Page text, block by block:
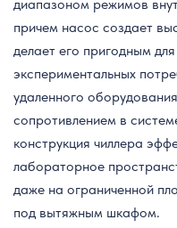
диапазоном режимов
причем насос создает
делает его пригодным
экспериментальных
удаленного
сопротивлением в
конструкция чиллера
лабораторное
даже на ограниченной
под вытяжным шкафом.